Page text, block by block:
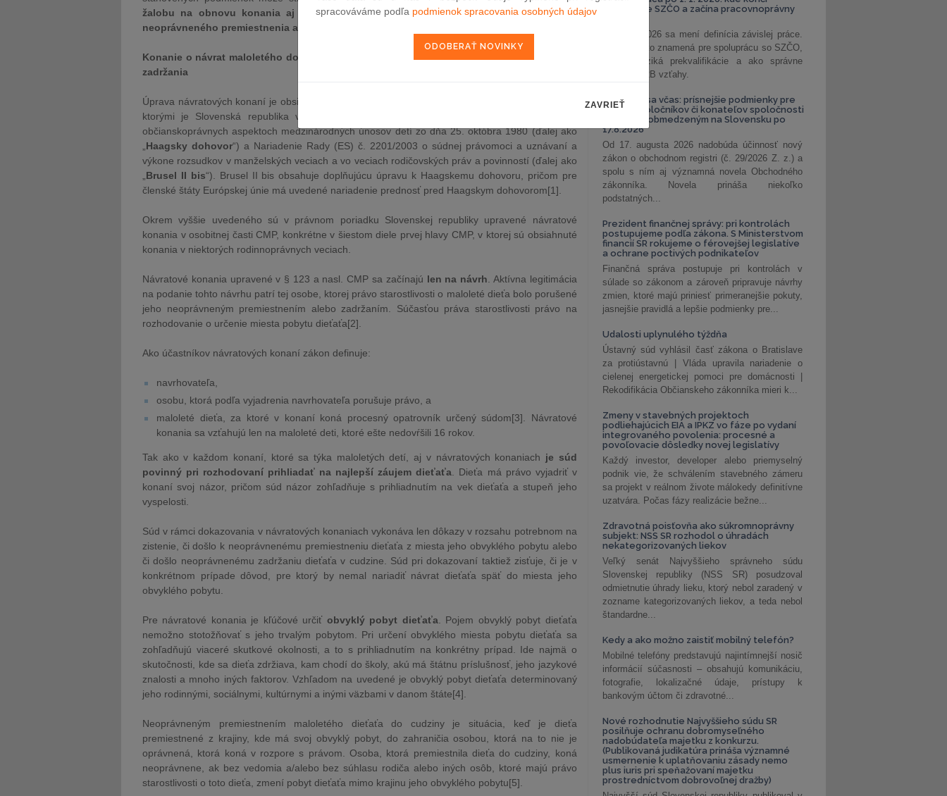
žalobu na obnovu konania aj v konaní o návrat maloletého do cudziny vo veciach
neoprávneného premiestnenia alebo zadržania
Konanie o návrat maloletého do cudziny vo veciach neoprávneného premiestnenia alebo
zadržania
Úprava návratových konaní je obsiahnutá vo viacerých medzinárodných právnych dokumentoch,
ktorými je Slovenská republika viazaná. Ako dva hlavné z nich možno uviesť Dohovor o
občianskoprávnych aspektoch medzinárodných únosov detí zo dňa 25. októbra 1980 (ďalej ako
Haagsky dohovor“) a Nariadenie Rady (ES) č. 2201/2003 o súdnej právomoci a uznávaní a
výkone rozsudkov v manželských veciach a vo veciach rodičovských práv a povinností (ďalej ako
Brusel II bis“). Brusel II bis obsahuje doplňujúcu úpravu k Haagskemu dohovoru, pričom pre
členské štáty Európskej únie má uvedené nariadenie prednosť pred Haagskym dohovorom[1].
Okrem vyššie uvedeného sú v právnom poriadku Slovenskej republiky upravené návratové
konania v osobitnej časti CMP, konkrétne v šiestom diele prvej hlavy CMP, v ktorej sú obsiahnuté
konania v niektorých rodinnoprávnych veciach.
Návratové konania upravené v § 123 a nasl. CMP sa začínajú len na návrh . Aktívna legitimácia
na podanie tohto návrhu patrí tej osobe, ktorej právo starostlivosti o maloleté dieťa bolo porušené
jeho neoprávneným premiestnením alebo zadržaním. Súčasťou práva starostlivosti právo na
rozhodovanie o určenie miesta pobytu dieťaťa[2].
Ako účastníkov návratových konaní zákon definuje:
navrhovateľa,
osobu, ktorá podľa vyjadrenia navrhovateľa porušuje právo, a
maloleté dieťa, za ktoré v konaní koná procesný opatrovník určený súdom[3]. Návratové
konania sa vzťahujú len na maloleté deti, ktoré ešte nedovŕšili 16 rokov.
Tak ako v každom konaní, ktoré sa týka maloletých detí, aj v návratových konaniach je súd
povinný pri rozhodovaní prihliadať na najlepší záujem dieťaťa . Dieťa má právo vyjadriť v
konaní svoj názor, pričom súd názor zohľadňuje s prihliadnutím na vek dieťaťa a stupeň jeho
vyspelosti.
Súd v rámci dokazovania v návratových konaniach vykonáva len dôkazy v rozsahu potrebnom na
zistenie, či došlo k neoprávnenému premiestneniu dieťaťa z miesta jeho obvyklého pobytu alebo
či došlo neoprávnenému zadržaniu dieťaťa v cudzine. Súd pri dokazovaní taktiež zisťuje, či je v
konkrétnom prípade dôvod, pre ktorý by nemal nariadiť návrat dieťaťa späť do miesta jeho
obvyklého pobytu.
Pre návratové konania je kľúčové určiť obvyklý pobyt dieťaťa . Pojem obvyklý pobyt dieťaťa
nemožno stotožňovať s jeho trvalým pobytom. Pri určení obvyklého miesta pobytu dieťaťa sa
zohľadňujú viaceré skutkové okolnosti, a to s prihliadnutím na konkrétny prípad. Ide najmä o
skutočnosti, kde sa dieťa zdržiava, kam chodí do školy, akú má štátnu príslušnosť, jeho jazykové
znalosti a mnoho iných faktorov. Vzhľadom na uvedené je obvyklý pobyt dieťaťa determinovaný
jeho rodinnými, sociálnymi, kultúrnymi a inými väzbami v danom štáte[4].
Neoprávneným premiestnením maloletého dieťaťa do cudziny je situácia, keď je dieťa
premiestnené z krajiny, kde má svoj obvyklý pobyt, do zahraničia osobou, ktorá na to nie je
oprávnená, ktorá koná v rozpore s právom. Osoba, ktorá premiestnila dieťa do cudziny, koná
neoprávnene, ak bez vedomia a/alebo bez súhlasu rodiča alebo iných osôb, ktoré majú právo
starostlivosti o toto dieťa, zmení pobyt dieťaťa mimo krajinu jeho obvyklého pobytu[5].
podnikanie SZČO a začína pracovnoprávny
Od 1. 1. 2026 sa mení definícia závislej práce.
Zistite, čo to znamená pre spoluprácu so SZČO,
aké sú riziká prekvalifikácie a ako správne
nastaviť B2B vzťahy.
Pripravte sa včas: prísnejšie podmienky pre
zmeny spoločníkov či konateľov spoločnosti
s ručením obmedzeným na Slovensku po
17.8.2026
Od 17. augusta 2026 nadobúda účinnosť nový
zákon o obchodnom registri (č. 29/2026 Z. z.) a
spolu s ním aj významná novela Obchodného
zákonníka. Novela prináša niekoľko
podstatných...
Prezident finančnej správy: pri kontrolách
postupujeme podľa zákona. S Ministerstvom
financií SR rokujeme o férovejšej legislatíve
a ochrane poctivých podnikateľov
Finančná správa postupuje pri kontrolách v
súlade so zákonom a zároveň pripravuje návrhy
zmien, ktoré majú priniesť primeranejšie pokuty,
jasnejšie pravidlá a lepšie podmienky pre...
Udalosti uplynulého týždňa
Ústavný súd vyhlásil časť zákona o Bratislave
za protiústavnú | Vláda upravila nariadenie o
cielenej energetickej pomoci pre domácnosti |
Rekodifikácia Občianskeho zákonníka mieri k...
Zmeny v stavebných projektoch
podliehajúcich EIA a IPKZ vo fáze po vydaní
integrovaného povolenia: procesné a
povoľovacie dôsledky novej legislatívy
Každý investor, developer alebo priemyselný
podnik vie, že schválením stavebného zámeru
sa projekt v reálnom živote málokedy definitívne
uzatvára. Počas fázy realizácie bežne...
Zdravotná poisťovňa ako súkromnoprávny
subjekt: NSS SR rozhodol o úhradách
nekategorizovaných liekov
Veľký senát Najvyššieho správneho súdu
Slovenskej republiky (NSS SR) posudzoval
odmietnutie úhrady lieku, ktorý nebol zaradený v
zozname kategorizovaných liekov, a teda nebol
štandardne...
Kedy a ako možno zaistiť mobilný telefón?
Mobilné telefóny predstavujú najintímnejší nosič
informácií súčasnosti – obsahujú komunikáciu,
fotografie, lokalizačné údaje, prístupy k
bankovým účtom či zdravotné...
Nové rozhodnutie Najvyššieho súdu SR
posilňuje ochranu dobromyseľného
nadobúdateľa majetku z konkurzu.
(Publikovaná judikatúra prináša významné
usmernenie k uplatňovaniu zásady nemo
plus iuris pri speňažovaní majetku
prostredníctvom dobrovoľnej dražby)
spracováváme podľa podmienok spracovania osobných údajov
ZAVRIEŤ